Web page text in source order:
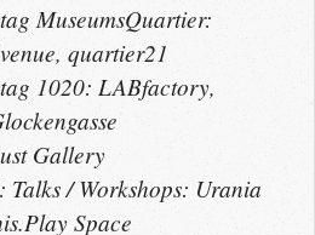
MuseumsQuartier:
quartier21
1020: LABfactory,
Gallery
/ Workshops: Urania
Space